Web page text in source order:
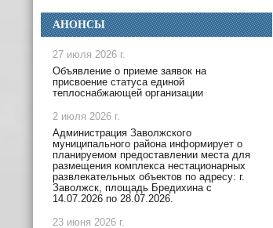
АНОНСЫ
27 июля 2026 г.
Объявление о приеме заявок на
присвоение статуса единой
теплоснабжающей организации
2 июля 2026 г.
Администрация Заволжского
муниципального района информирует о
планируемом предоставлении места для
размещения комплекса нестационарных
развлекательных объектов по адресу: г.
Заволжск, площадь Бредихина с
14.07.2026 по 28.07.2026.
23 июня 2026 г.